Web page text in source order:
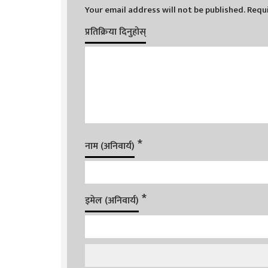
Your email address will not be published.
प्रतिक्रिया दिनुहोस्
नाम (अनिवार्य) *
इमेल (अनिवार्य) *